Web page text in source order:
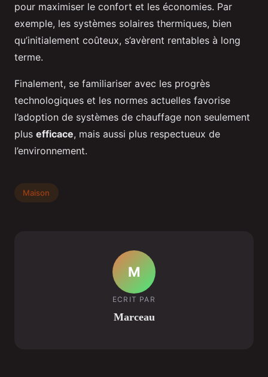
pour maximiser le confort et les économies. Par
exemple, les systèmes solaires thermiques, bien
qu’initialement coûteux, s’avèrent rentables à long
terme.
Finalement, se familiariser avec les progrès
technologiques et les normes actuelles favorise
l’adoption de systèmes de chauffage non seulement
plus efficace, mais aussi plus respectueux de
l’environnement.
Maison
M
ECRIT PAR
Marceau